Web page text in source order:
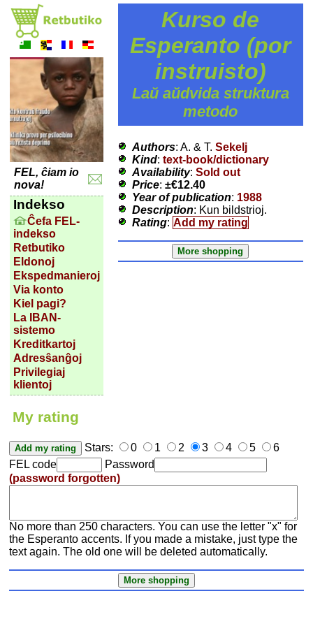
FEL, ĉiam io
nova!
Indekso
Ĉefa FEL-
indekso
Retbutiko
Eldonoj
Ekspedmanieroj
Via konto
Kiel pagi?
La IBAN-
sistemo
Kreditkartoj
Adresŝanĝoj
Privilegiaj
klientoj
Kurso de
Esperanto (por
instruisto)
Laŭ aŭdvida struktura
metodo
Authors: A. & T. Sekelj
Kind: text-book/dictionary
Availability: Sold out
Price: ±€12.40
Year of publication: 1988
Description: Kun bildstrioj.
Rating: Add my rating
My rating
Stars: 0 1 2 3 4 5
6
FEL code
Password
(password forgotten)
No more than 250 characters. You can use the letter "x" for
the Esperanto accents. If you made a mistake, just type the
text again. The old one will be deleted automatically.